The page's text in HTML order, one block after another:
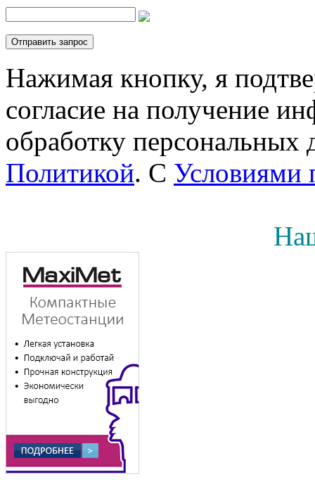
Нажимая кнопку, я
согласие на получение
обработку персональных
Политикой. С Условиями